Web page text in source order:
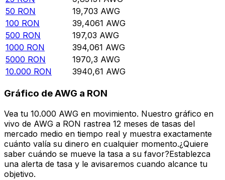
50 RON 19,703 AWG
100 RON 39,4061 AWG
500 RON 197,03 AWG
1000 RON 394,061 AWG
5000 RON 1970,3 AWG
10.000 RON 3940,61 AWG
Gráfico de AWG a RON
Vea tu 10.000 AWG en movimiento. Nuestro gráfico en
vivo de AWG a RON rastrea 12 meses de tasas del
mercado medio en tiempo real y muestra exactamente
cuánto valía su dinero en cualquier momento.¿Quiere
saber cuándo se mueve la tasa a su favor?Establezca
una alerta de tasa y le avisaremos cuando alcance tu
objetivo.